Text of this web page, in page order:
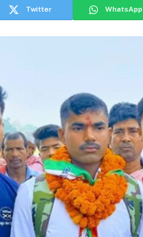
Twitter WhatsApp